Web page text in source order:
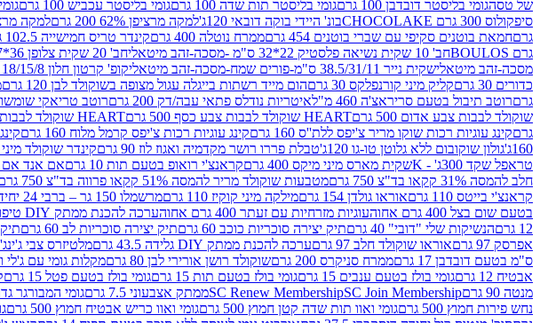
של טסהגומי בליסטר דובדבן 100 גרם גומי בליסטר תות שדה 100 גרם גומי בליסטר עכביש 100 גרם
סיפקולוס 300 גרם CHOCOLAKE
בונ' היידי בוקה דובאי 120ג' למקה מרציפן 62% 200 גרם למקה מרציפן 54%
גרםחמאת בוטנים סקיפי עם שברי בוטנים 454 גרם ממרח נוטלה 400 גרם קינדר טריס חמישייה 102.5 גרם
גרם BOULOS
חב' 10 שקית נשיאה פלסטיק 22*32 ס"מ -מסכה-זהב מיטאלי חב' 20 שקית צלופן 36*17 ס"מ-מסכה-זהב
מסכה-זהב מיטאלישקית נייר 38.5/31/11 ס"מ-פורים שמח-מסכה-זהב מיטאלי קופ' קרטון חלון 18/15/8 ס"מ -פורים שמח-דגם בועות דקל
כדורים 30 גרם
קליק מיני קורנפלקס 30 גרם הום מייד רשתות בייגלה עגול מצופה בשוקולד לבן 120 גרם
גרםרוטב תיבול בטעם סריראצ'ה 460 מ"ל איטריות נודלס פתאי עבה/דק 200 גרם רוטב טריאקי שומשום 300
שוקולד לבבות צבע אדום 500 גרם
HEART שוקולד לבבות צבע כסף 500 גרם HEART שוקולד לבבות צבע זהב 500 גרם
גרםקינג עוגיות רכות שוקו מריר צ'יפס ללת''ס 160 גרם קינג עוגיות רכות צ'יפס קרמל מלוח 160 גרם
160ג' גולון שוקובום ללא גלוטן טו-גו 120ג' טבלת פררו רושר מקדמיה ואגוז לוז 90 גרם קינדר שוקולד מיני
טראפל שקד 300ג' - K
שקית מארס מיני מיקס 400 גרם קראנצ'י רואופ בטעם תות 10 גרם אם אנד אם
חלב להמסה 31% קקאו בד"צ 750 גרם
מטבעות שוקולד מריר להמסה 51% קקאו פרווה בד"צ 750 גרם
קראנצ'י בייטס 110 גרם
אוראו גולדן 154 גרם מילקה מיני קוקיז 110 גרם מרשמלו 150 גר – ברבי 24 יחידות
בטעם שום בצל 400 גרם אחוה
עוגיות מזרחיות עם זעתר 400 גרם אחוה ערכה להכנת ממתק DIY טיפות 24 גרם
12 גרם
הנשיקות שלי "דובי" 40 גרם תיק יצירה סוכריות כוכב 60 גרם תיק יצירה סוכריות לב 60 גרם תיק
אפרסק 97 גרם
אוראו שוקולד חלב 97 גרם ערכה להכנת ממתק DIY גלידה 43.5 גרם מלטיזרס צבי
ס"מ בטעם דובדבן 17 גרם
ממרח סניקרס 200 גרם שוקולד רושן אורירי לבן 80 גרם מקלות גומי עם ג'לי
אבטיח 12 גרם
גומי בולז בטעם ענבים 15 גרם גומי בולז בטעם תות 15 גרם גומי בולז בטעם פטל 15 גרם
מנטה 90 גרם
SC Renew MembershipSC Join Membership ממתק אצבעוני 7.5 גרם גומי המבורגר
נחש פירות חמוץ 500 גרם
גומי ואוו תות שדה קטן חמוץ 500 גרם גומי ואוו כריש אבטיח חמוץ 500 גרם